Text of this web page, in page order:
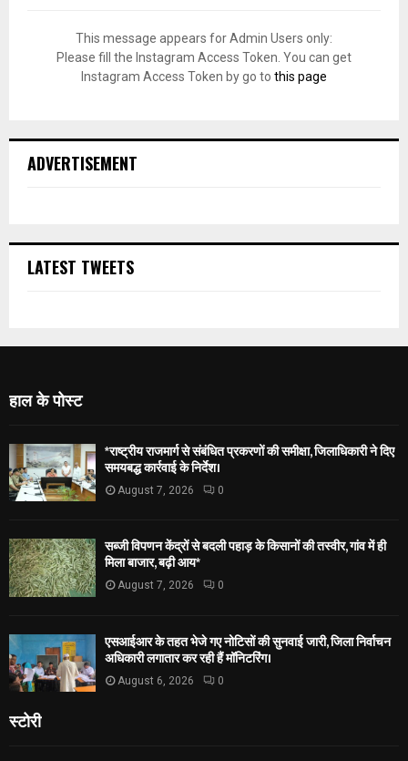
This message appears for Admin Users only:
Please fill the Instagram Access Token. You can get
Instagram Access Token by go to this page
ADVERTISEMENT
LATEST TWEETS
हाल के पोस्ट
*राष्ट्रीय राजमार्ग से संबंधित प्रकरणों की समीक्षा, जिलाधिकारी ने दिए
समयबद्ध कार्रवाई के निर्देश।
August 7, 2026 0
सब्जी विपणन केंद्रों से बदली पहाड़ के किसानों की तस्वीर, गांव में ही
मिला बाजार, बढ़ी आय*
August 7, 2026 0
एसआईआर के तहत भेजे गए नोटिसों की सुनवाई जारी, जिला निर्वाचन
अधिकारी लगातार कर रही हैं मॉनिटरिंग।
August 6, 2026 0
स्टोरी